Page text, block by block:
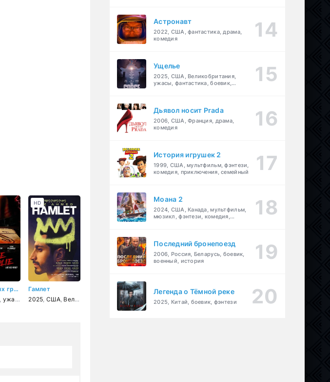
7 смертных грехов
ужасы
Гамлет
2025 США, Великобритания драма
HD
Астронавт
2022, США, фантастика, драма,
комедия
Ущелье
2025, США, Великобритания,
ужасы, фантастика, боевик,
Дьявол носит Prada
2006, США, Франция, драма,
комедия
История игрушек 2
1999, США, мультфильм, фэнтези,
комедия, приключения, семейный
Моана 2
2024, США, Канада, мультфильм,
мюзикл, фэнтези, комедия,
Последний бронепоезд
2006, Россия, Беларусь, боевик,
военный, история
Легенда о Тёмной реке
2025, Китай, боевик, фэнтези